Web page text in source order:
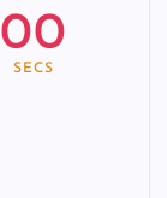
00
SECS